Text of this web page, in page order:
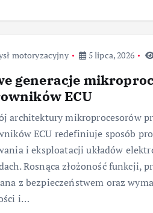
motoryzacyjny 5 lipca, 2026
generacje
ECU
architektury mikroprocesorów
ECU redefiniuje sposób
i eksploatacji układów
Rosnąca złożoność funkcji,
z bezpieczeństwem oraz
i…